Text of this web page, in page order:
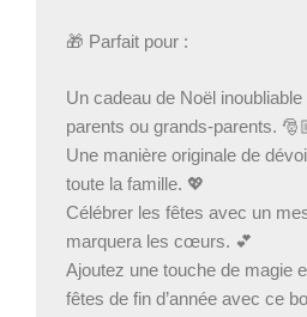
🎁 Parfait pour :
Un cadeau de Noël
parents ou grands-parents.
Une manière originale de
toute la famille. 💖
Célébrer les fêtes avec un
marquera les cœurs. 💕
Ajoutez une touche de magie
fêtes de fin d’année avec ce